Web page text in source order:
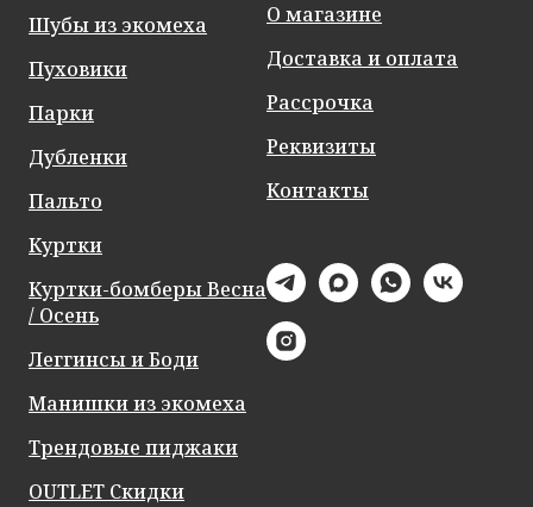
Шубы из экомеха
Пуховики
Парки
Дубленки
Пальто
Куртки
Куртки-бомберы Весна
/ Осень
Леггинсы и Боди
Манишки из экомеха
Трендовые пиджаки
OUTLET Скидки
О магазине
Доставка и оплата
Рассрочка
Реквизиты
Контакты